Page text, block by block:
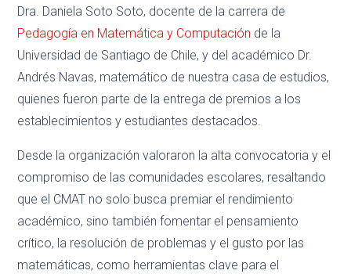
Dra. Daniela Soto Soto, docente de la carrera de
Pedagogía en Matemática y Computación de la
Universidad de Santiago de Chile, y del académico Dr.
Andrés Navas, matemático de nuestra casa de estudios,
quienes fueron parte de la entrega de premios a los
establecimientos y estudiantes destacados.
Desde la organización valoraron la alta convocatoria y el
compromiso de las comunidades escolares, resaltando
que el CMAT no solo busca premiar el rendimiento
académico, sino también fomentar el pensamiento
crítico, la resolución de problemas y el gusto por las
matemáticas, como herramientas clave para el